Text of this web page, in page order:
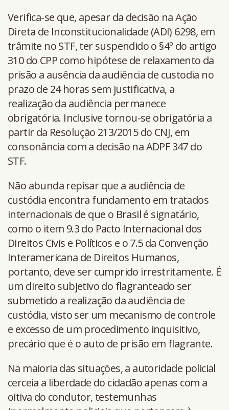
Verifica-se que, apesar da decisão na Ação
Direta de Inconstitucionalidade (ADI) 6298, em
trâmite no STF, ter suspendido o §4º do artigo
310 do CPP como hipótese de relaxamento da
prisão a ausência da audiência de custodia no
prazo de 24 horas sem justificativa, a
realização da audiência permanece
obrigatória. Inclusive tornou-se obrigatória a
partir da Resolução 213/2015 do CNJ, em
consonância com a decisão na ADPF 347 do
STF.
Não abunda repisar que a audiência de
custódia encontra fundamento em tratados
internacionais de que o Brasil é signatário,
como o item 9.3 do Pacto Internacional dos
Direitos Civis e Políticos e o 7.5 da Convenção
Interamericana de Direitos Humanos,
portanto, deve ser cumprido irrestritamente. É
um direito subjetivo do flagranteado ser
submetido a realização da audiência de
custódia, visto ser um mecanismo de controle
e excesso de um procedimento inquisitivo,
precário que é o auto de prisão em flagrante.
Na maioria das situações, a autoridade policial
cerceia a liberdade do cidadão apenas com a
oitiva do condutor, testemunhas